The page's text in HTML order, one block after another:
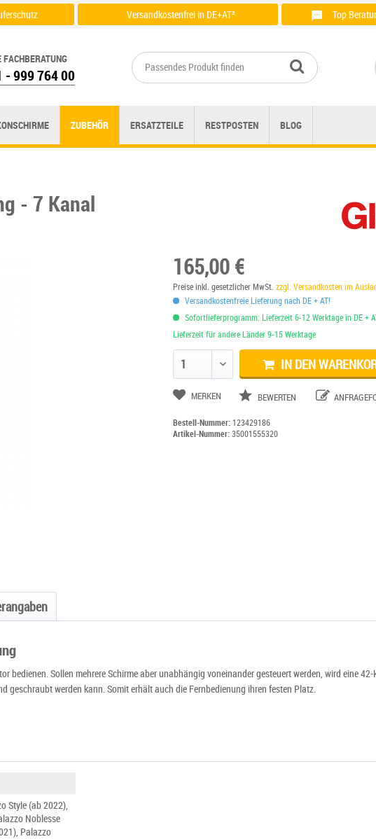
Versandkostenfrei in DE+AT²
Top
- 999 764 00
ZUBEHÖR ERSATZTEILE RESTPOSTEN BLOG
- 7 Kanal
165,00 €
Preise inkl. gesetzlicher MwSt.zzgl. Versandkosten im
Versandkostenfreie Lieferung nach DE + AT!
Sofortlieferprogramm: Lieferzeit 6-12 Werktage in DE +
Lieferzeit für andere Länder 9-15 Werktage
IN DEN
MERKEN BEWERTEN
Bestell-Nummer:123429186
Artikel-Nummer:35001555320
Sollen mehrere Schirme aber unabhängig voneinander gesteuert werden, wird eine
geschraubt werden kann. Somit erhält auch die Fernbedienung ihren festen Platz.
Style (ab 2022),
Noblesse
Palazzo